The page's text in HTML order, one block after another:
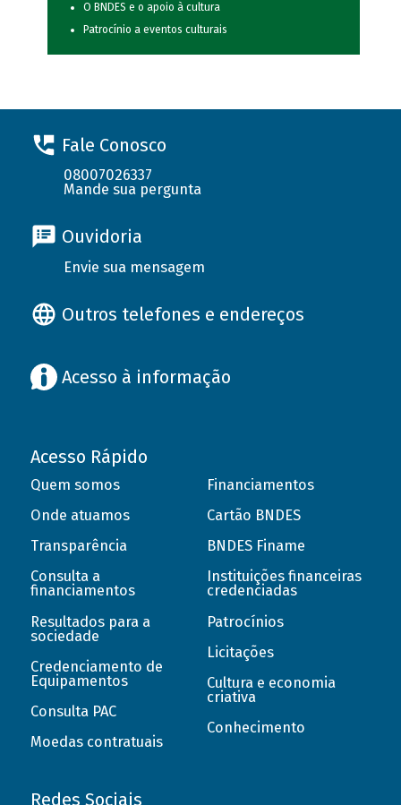
O BNDES e o apoio à cultura
Patrocínio a eventos culturais
Fale Conosco
08007026337
Mande sua pergunta
Ouvidoria
Envie sua mensagem
Outros telefones e endereços
Acesso à informação
Acesso Rápido
Quem somos
Onde atuamos
Transparência
Consulta a
financiamentos
Resultados para a
sociedade
Credenciamento de
Equipamentos
Consulta PAC
Moedas contratuais
Financiamentos
Cartão BNDES
BNDES Finame
Instituições financeiras
credenciadas
Patrocínios
Licitações
Cultura e economia
criativa
Conhecimento
Redes Sociais